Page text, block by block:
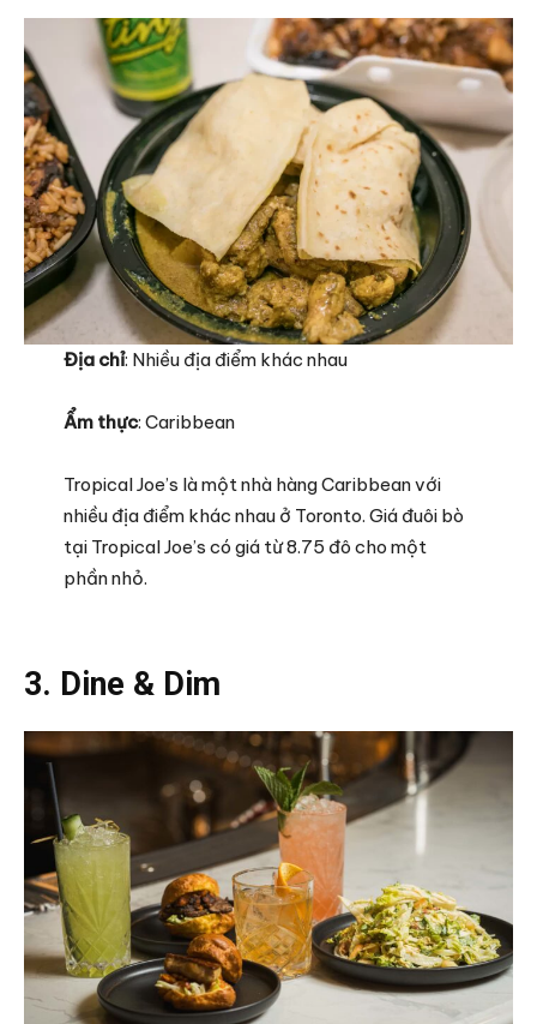
Địa chỉ: Nhiều địa điểm khác nhau
Ẩm thực: Caribbean
Tropical Joe’s là một nhà hàng Caribbean với
nhiều địa điểm khác nhau ở Toronto. Giá đuôi bò
tại Tropical Joe’s có giá từ 8.75 đô cho một
phần nhỏ.
3. Dine & Dim